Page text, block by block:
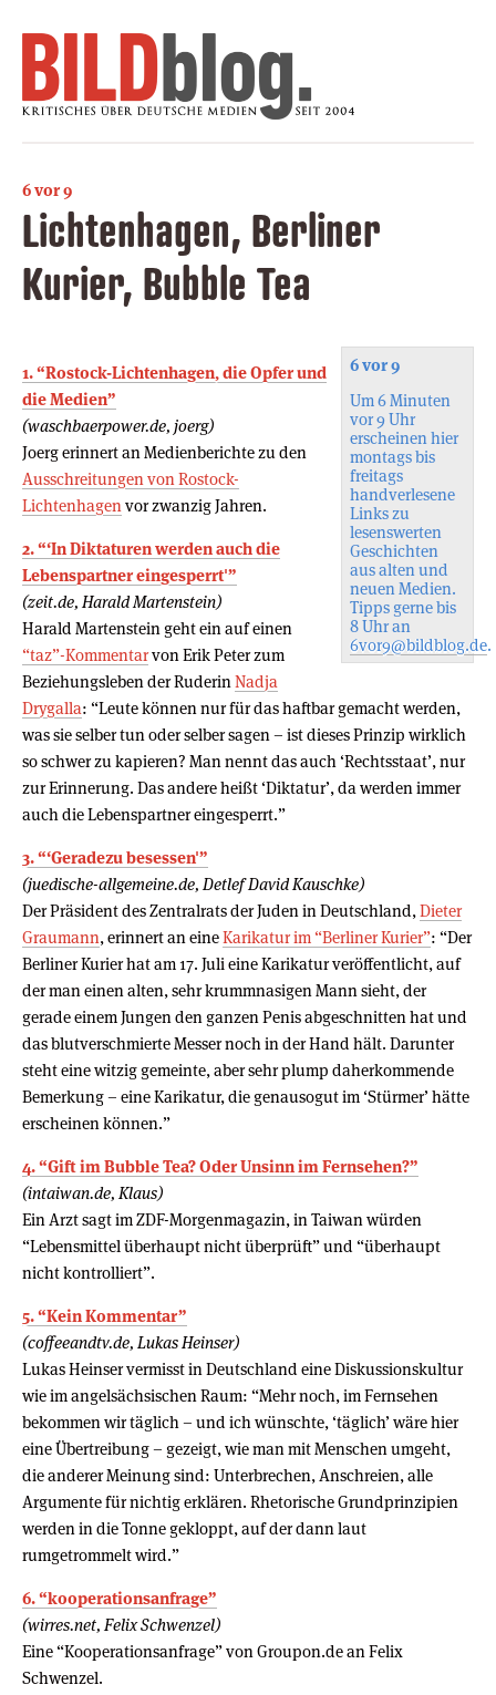
6 vor 9
Lichtenhagen, Berliner
Kurier, Bubble Tea
6 vor 9
Um 6 Minuten
vor 9 Uhr
erscheinen hier
montags bis
freitags
handverlesene
Links zu
lesenswerten
Geschichten
aus alten und
neuen Medien.
Tipps gerne bis
8 Uhr an
6vor9@bildblog.de.
1. “Rostock-Lichtenhagen, die Opfer und
die Medien”
(waschbaerpower.de, joerg)
Joerg erinnert an Medienberichte zu den
Ausschreitungen von Rostock-
Lichtenhagen vor zwanzig Jahren.
2. “‘In Diktaturen werden auch die
Lebenspartner eingesperrt'”
(zeit.de, Harald Martenstein)
Harald Martenstein geht ein auf einen
“taz”-Kommentarvon Erik Peter zum
Beziehungsleben der Ruderin Nadja
Drygalla: “Leute können nur für das haftbar gemacht werden,
was sie selber tun oder selber sagen – ist dieses Prinzip wirklich
so schwer zu kapieren? Man nennt das auch ‘Rechtsstaat’, nur
zur Erinnerung. Das andere heißt ‘Diktatur’, da werden immer
auch die Lebenspartner eingesperrt.”
3. “‘Geradezu besessen'”
(juedische-allgemeine.de, Detlef David Kauschke)
Der Präsident des Zentralrats der Juden in Deutschland, Dieter
Graumann, erinnert an eineKarikatur im “Berliner Kurier”: “Der
Berliner Kurier hat am 17. Juli eine Karikatur veröffentlicht, auf
der man einen alten, sehr krummnasigen Mann sieht, der
gerade einem Jungen den ganzen Penis abgeschnitten hat und
das blutverschmierte Messer noch in der Hand hält. Darunter
steht eine witzig gemeinte, aber sehr plump daherkommende
Bemerkung – eine Karikatur, die genausogut im ‘Stürmer’ hätte
erscheinen können.”
4. “Gift im Bubble Tea? Oder Unsinn im Fernsehen?”
(intaiwan.de, Klaus)
Ein Arzt sagt im ZDF-Morgenmagazin, in Taiwan würden
“Lebensmittel überhaupt nicht überprüft” und “überhaupt
nicht kontrolliert”.
5. “Kein Kommentar”
(coffeeandtv.de, Lukas Heinser)
Lukas Heinser vermisst in Deutschland eine Diskussionskultur
wie im angelsächsischen Raum: “Mehr noch, im Fernsehen
bekommen wir täglich – und ich wünschte, ‘täglich’ wäre hier
eine Übertreibung – gezeigt, wie man mit Menschen umgeht,
die anderer Meinung sind: Unterbrechen, Anschreien, alle
Argumente für nichtig erklären. Rhetorische Grundprinzipien
werden in die Tonne gekloppt, auf der dann laut
rumgetrommelt wird.”
6. “kooperationsanfrage”
(wirres.net, Felix Schwenzel)
Eine “Kooperationsanfrage” von Groupon.de an Felix
Schwenzel.